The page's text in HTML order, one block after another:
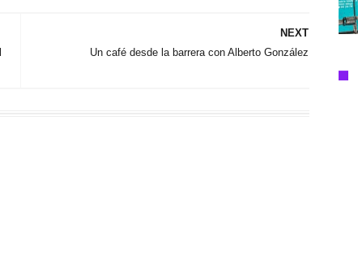
NEXT
Un café desde la barrera con Alberto González